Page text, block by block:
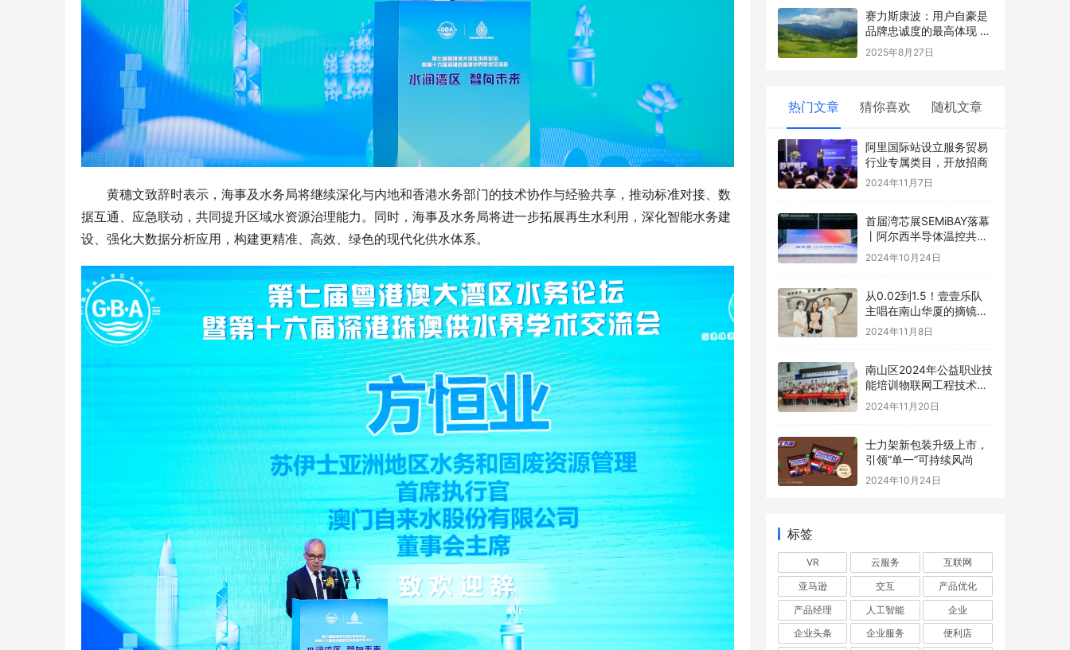
黄穗文致辞时表示，海事及水务局将继续深化与内地和香港水务部门的技术协作与经验共享，推动标准对接、数
据互通、应急联动，共同提升区域水资源治理能力。同时，海事及水务局将进一步拓展再生水利用，深化智能水务建
设、强化大数据分析应用，构建更精准、高效、绿色的现代化供水体系。
赛力斯康波：用户自豪是
品牌忠诚度的最高体现 也
是品牌工作者的最高使命
2025年8月27日
热门文章 猜你喜欢 随机文章
阿里国际站设立服务贸易
行业专属类目，开放招商
2024年11月7日
首届湾芯展SEMiBAY落幕
丨阿尔西半导体温控共促
行业湾区新篇章
2024年10月24日
从0.02到1.5！壹壹乐队
主唱在南山华厦的摘镜日
记！
2024年11月8日
南山区2024年公益职业技
能培训物联网工程技术圆
满结业
2024年11月20日
士力架新包装升级上市，
引领“单一”可持续风尚
2024年10月24日
标签
VR 云服务
互联网
亚马逊
交互
产品优化
产品经理
人工智能
企业
企业头条
企业服务
便利店